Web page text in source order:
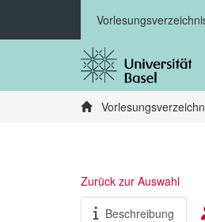
Zurück zur Auswahl
Beschreibung